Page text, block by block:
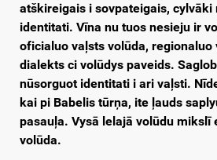
atškireigais i sovpateigais, cylvāki
identitati. Vīna nu tuos nesieju ir
oficialuo vaļsts volūda, regionaluo
dialekts ci volūdys paveids.
nūsorguot identitati i ari vaļsti.
kai pi Babelis tūrņa, ite ļauds
pasauļa. Vysā lelajā volūdu mikslī
volūda.